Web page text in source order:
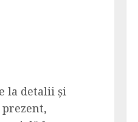
la detalii și